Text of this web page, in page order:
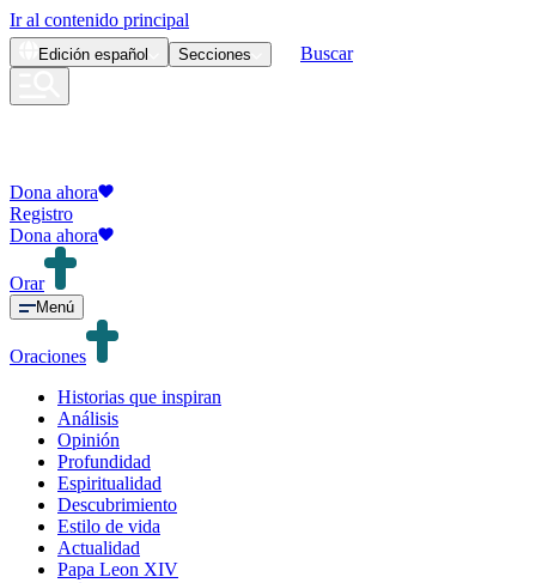
Ir al contenido principal
Edición español Secciones Buscar
Dona ahora
Registro
Dona ahora
Orar
Menú
Oraciones
Historias que inspiran
Análisis
Opinión
Profundidad
Espiritualidad
Descubrimiento
Estilo de vida
Actualidad
Papa Leon XIV